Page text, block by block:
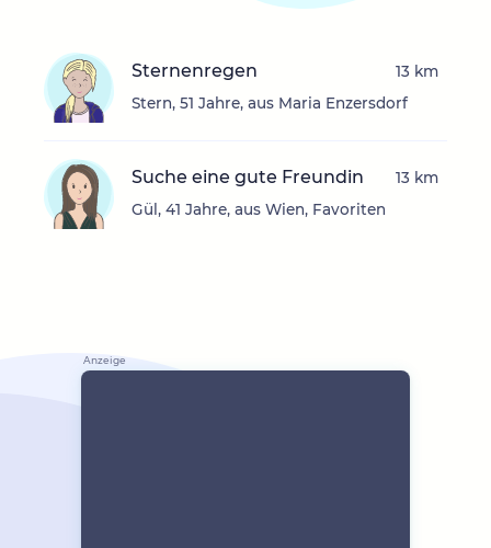
Sternenregen
Stern, 51 Jahre, aus Maria Enzersdorf
13 km
Suche eine gute Freundin
Gül, 41 Jahre, aus Wien, Favoriten
13 km